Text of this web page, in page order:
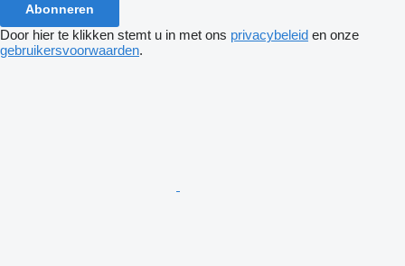
Abonneren
Door hier te klikken stemt u in met ons privacybeleid en onze
gebruikersvoorwaarden.